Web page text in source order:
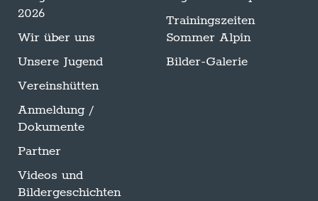
2026
Wir über uns
Unsere Jugend
Vereinshütten
Anmeldung /
Dokumente
Partner
Videos und
Bildergeschichten
Trainingszeiten
Sommer Alpin
Bilder-Galerie